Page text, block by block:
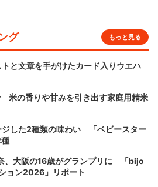
グ もっと見る
と文章を手がけたカード入りウエハ
米の香りや甘みを引き出す家庭用精米
ジした2種類の味わい 「ベビースター
、大阪の16歳がグランプリに 「bijo
ョン2026」リポート